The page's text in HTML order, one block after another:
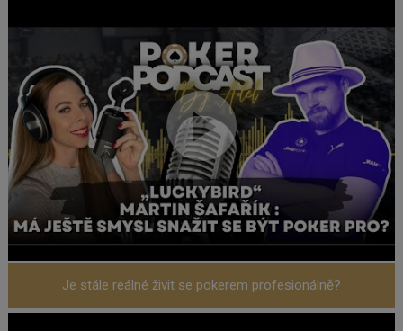
Je stále reálné živit se pokerem profesionálně?